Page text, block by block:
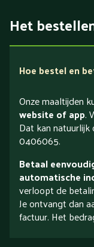
Het
Hoe bestel en
Onze maaltijden
website of app.
Dat kan
0406065.
Betaal
automatische
verloopt de
Je ontvangt dan
factuur. Het